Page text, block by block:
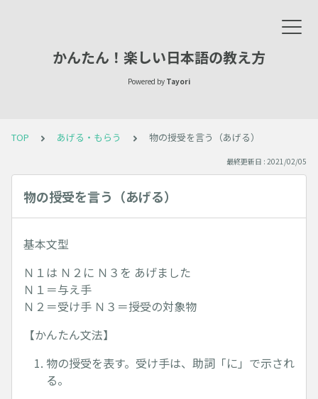
かんたん！楽しい日本語の教え方
Powered by Tayori
TOP あげる・もらう 物の授受を言う（あげる）
最終更新日 : 2021/02/05
物の授受を言う（あげる）
基本文型
Ｎ１は Ｎ２に Ｎ３を あげました
Ｎ１＝与え手
Ｎ２＝受け手 Ｎ３＝授受の対象物
【かんたん文法】
物の授受を表す。受け手は、助詞「に」で示され
る。